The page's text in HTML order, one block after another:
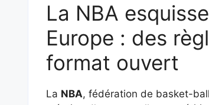
La NBA
Europe : des
format ouvert
La NBA, fédération de basket-